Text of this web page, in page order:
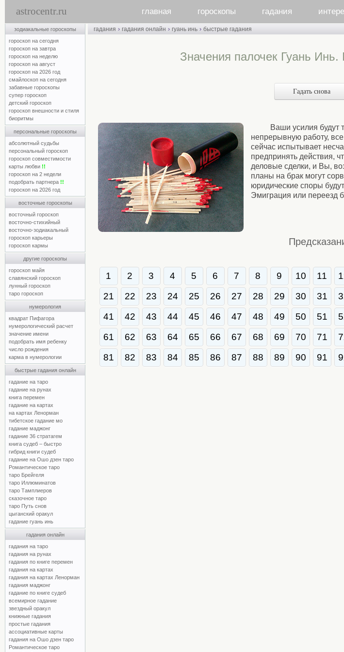
astrocentr.ru главная гороскопы гадания
зодиакальные гороскопы
гороскоп на сегодня
гороскоп на завтра
гороскоп на неделю
гороскоп на август
гороскоп на 2026 год
смайлоскоп на сегодня
забавные гороскопы
супер гороскоп
детский гороскоп
гороскоп внешности и стиля
биоритмы
персональные гороскопы
абсолютный судьбы
персональный гороскоп
гороскоп совместимости
карты любви !!
гороскоп на 2 недели
подобрать партнера !!
гороскоп на 2026 год
восточные гороскопы
восточный гороскоп
восточно-стихийный
восточно-зодиакальный
гороскоп карьеры
гороскоп кармы
другие гороскопы
гороскоп майя
славянский гороскоп
лунный гороскоп
таро гороскоп
нумерология
квадрат Пифагора
нумерологический расчет
значение имени
подобрать имя ребенку
число рождения
карма в нумерологии
быстрые гадания онлайн
гадание на таро
гадание на рунах
книга перемен
гадание на картах
на картах Ленорман
тибетское гадание мо
гадание маджонг
гадание 36 стратагем
книга судеб – быстро
гибрид книги судеб
гадание на Ошо дзен таро
Романтическое таро
таро Брейгеля
таро Иллюминатов
таро Тамплиеров
сказочное таро
таро Путь снов
цыганский оракул
гадание гуань инь
гадания онлайн
гадания на таро
гадания на рунах
гадания по книге перемен
гадания на картах
гадания на картах Ленорман
гадания маджонг
гадание по книге судеб
всемирное гадание
звездный оракул
книжные гадания
простые гадания
ассоциативные карты
гадания на Ошо дзен таро
Романтическое таро
гадания › гадания онлайн › гуань инь › быстрые гадания
Значения палочек Гуань
Гадать снова
Ваши усилия
непрерывную работу,
сейчас испытывает
предпринять действия,
деловые сделки, и Вы,
планы на брак могут
юридические споры
Эмиграция или переезд
1 2 3 4 5 6 7 8 9 10 11
21
22 23 24 25 26 27 28 29 30 31
41
42 43 44 45 46 47 48 49 50 51
61
62 63 64 65 66 67 68 69 70 71
81
82 83 84 85 86 87 88 89 90 91